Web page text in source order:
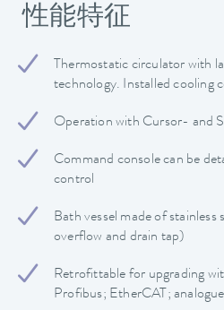
性能特征
Thermostatic circulator with
technology. Installed cooling
Operation with Cursor- and
Command console can be
control
Bath vessel made of stainless
overflow and drain tap)
Retrofittable for upgrading
Profibus; EtherCAT;